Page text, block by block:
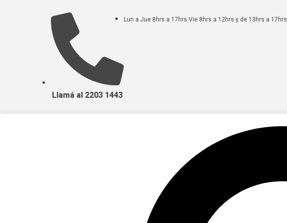
Llamá al 2203 1443
Lun a Jue 8hrs a 17hrs Vie 8hrs a 12hrs y de 13hrs a 17hrs